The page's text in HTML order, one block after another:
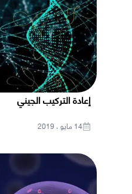
إعادة التركيب الجيني
14 مايو ، 2019